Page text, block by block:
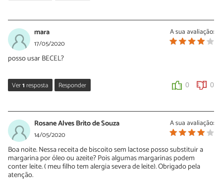
Oi Indiara, margarina de qualidade não é feita com leite, é feita
com óleo vegetal.
A sua avaliação:
mara
17/05/2020
posso usar BECEL?
Ver1resposta Responder 0 0
18/05/2020
Oi Mara, pode sim! Porém sempre confirme na embalagem que o
produto não contém lactose. Se a massa ficar muito mole,
coloque um pouco mais de farinha.
0
A sua avaliação:
Rosane Alves Brito de Souza
14/05/2020
Boa noite. Nessa receita de biscoito sem lactose posso substituir a
margarina por óleo ou azeite? Pois algumas margarinas podem
conter leite. ( meu filho tem alergia severa de leite). Obrigado pela
atenção.